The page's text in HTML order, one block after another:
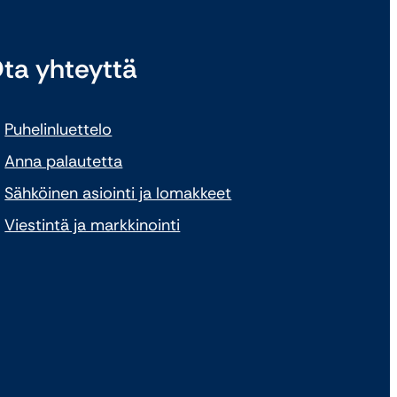
yhteyttä
Puhelinluettelo
Anna palautetta
Sähköinen asiointi ja lomakkeet
Viestintä ja markkinointi